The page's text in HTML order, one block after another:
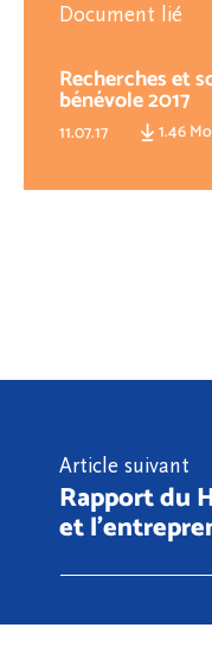
Document lié
Recherches et
bénévole 2017
11.07.17 1.46 Mo
Article suivant
Rapport du
et